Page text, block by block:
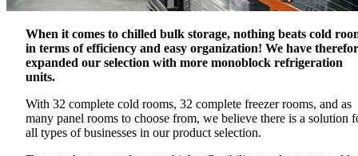
When it comes to chilled bulk storage, nothing beats cold
in terms of efficiency and easy organization! We have
expanded our selection with more monoblock refrigeration
units.
With 32 complete cold rooms, 32 complete freezer rooms, and as
many panel rooms to choose from, we believe there is a solution
all types of businesses in our product selection.